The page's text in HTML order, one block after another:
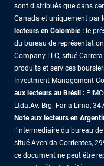
sont distribués que dans
Canada et uniquement par
lecteurs en Colombie : le
du bureau de
Company LLC, situé
produits et services
Investment Management
aux lecteurs au Brésil :
Ltda.Av. Brg. Faria Lima,
Note aux lecteurs en
l’intermédiaire du bureau
situé Avenida Corrientes,
ce document ne peut être